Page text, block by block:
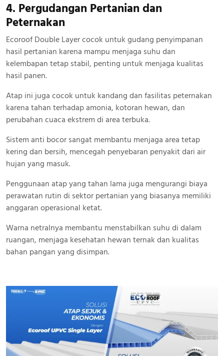
4. Pergudangan Pertanian dan
Peternakan
Ecoroof Double Layer cocok untuk gudang penyimpanan
hasil pertanian karena mampu menjaga suhu dan
kelembapan tetap stabil, penting untuk menjaga kualitas
hasil panen.
Atap ini juga cocok untuk kandang dan fasilitas peternakan
karena tahan terhadap amonia, kotoran hewan, dan
perubahan cuaca ekstrem di area terbuka.
Sistem anti bocor sangat membantu menjaga area tetap
kering dan bersih, mencegah penyebaran penyakit dari air
hujan yang masuk.
Penggunaan atap yang tahan lama juga mengurangi biaya
perawatan rutin di sektor pertanian yang biasanya memiliki
anggaran operasional ketat.
Warna netralnya membantu menstabilkan suhu di dalam
ruangan, menjaga kesehatan hewan ternak dan kualitas
bahan pangan yang disimpan.